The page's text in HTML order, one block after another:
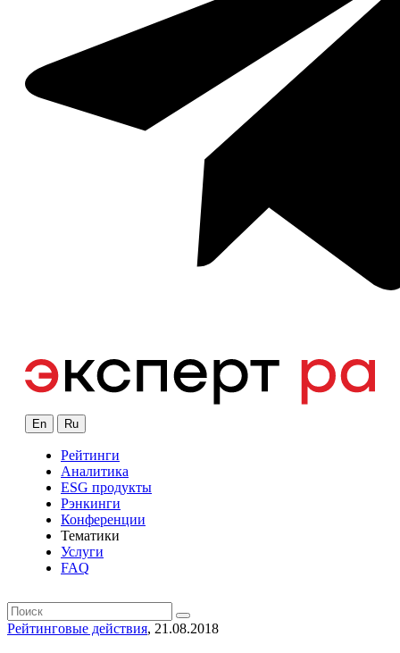
En Ru
Рейтинги
Аналитика
ESG продукты
Рэнкинги
Конференции
Тематики
Услуги
FAQ
Рейтинговые действия, 21.08.2018